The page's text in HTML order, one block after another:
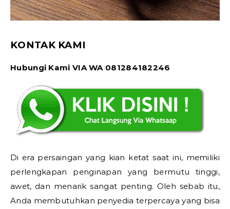
KONTAK KAMI
Hubungi Kami VIA WA 081284182246
Di era persaingan yang kian ketat saat ini, memiliki
perlengkapan penginapan yang bermutu tinggi,
awet, dan menarik sangat penting. Oleh sebab itu,
Anda membutuhkan penyedia terpercaya yang bisa